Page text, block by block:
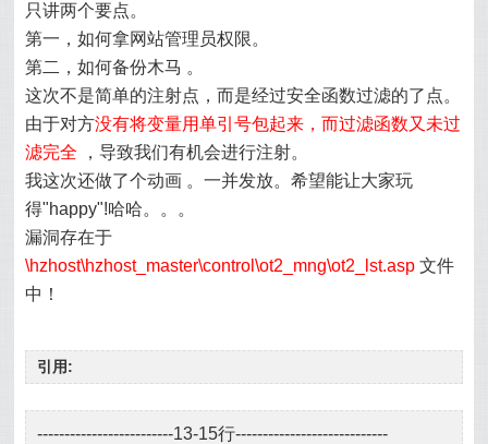
只讲两个要点。
第一，如何拿网站管理员权限。
第二，如何备份木马 。
这次不是简单的注射点，而是经过安全函数过滤的了点。
由于对方没有将变量用单引号包起来，而过滤函数又未过
滤完全 ，导致我们有机会进行注射。
我这次还做了个动画 。一并发放。希望能让大家玩
得"happy"!哈哈。。。
漏洞存在于
\hzhost\hzhost_master\control\ot2_mng\ot2_lst.asp 文件
中！
引用:
-------------------------13-15行----------------------------